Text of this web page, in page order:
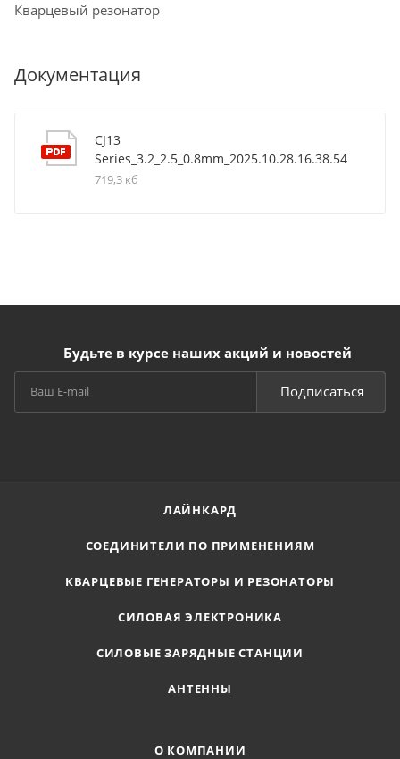
Кварцевый резонатор
Документация
CJ13
Series_3.2_2.5_0.8mm_2025.10.28.16.38.54
719,3 кб
Будьте в курсе наших акций и новостей
Подписаться
ЛАЙНКАРД
СОЕДИНИТЕЛИ ПО ПРИМЕНЕНИЯМ
КВАРЦЕВЫЕ ГЕНЕРАТОРЫ И РЕЗОНАТОРЫ
СИЛОВАЯ ЭЛЕКТРОНИКА
СИЛОВЫЕ ЗАРЯДНЫЕ СТАНЦИИ
АНТЕННЫ
О КОМПАНИИ